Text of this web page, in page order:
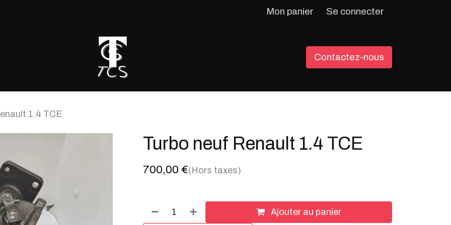
Mon panier Se connecter
Contactez-nous
1.4 TCE
Turbo neuf Renault 1.4 TCE
700,00 €(Hors taxes)
Ajouter au panier